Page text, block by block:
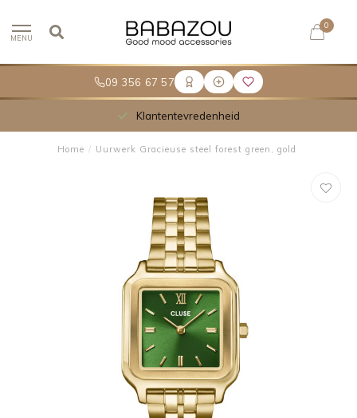
09 356 67 57
MENU
0
Klantentevredenheid
Home / Uurwerk Gracieuse steel forest green, gold